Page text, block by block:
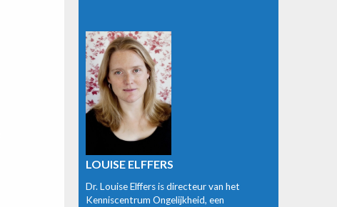
LOUISE ELFFERS
Dr. Louise Elffers is directeur van het
Kenniscentrum Ongelijkheid, een